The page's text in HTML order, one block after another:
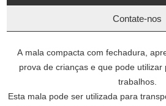
Contate-nos
A mala compacta com fechadura,
prova de crianças e que pode
trabalhos.
Esta mala pode ser utilizada para